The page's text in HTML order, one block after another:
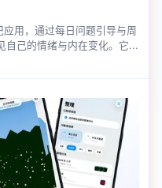
应用，通过每日问题引导与周
自己的情绪与内在变化。它...